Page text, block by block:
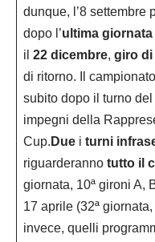
dunque, l’8 settembre
dopo l’ultima giornata
il 22 dicembre, giro di
di ritorno. Il
subito dopo il turno
impegni della
Cup. Due i turni
riguarderanno tutto il
giornata, 10ª gironi A,
17 aprile (32ª
invece, quelli